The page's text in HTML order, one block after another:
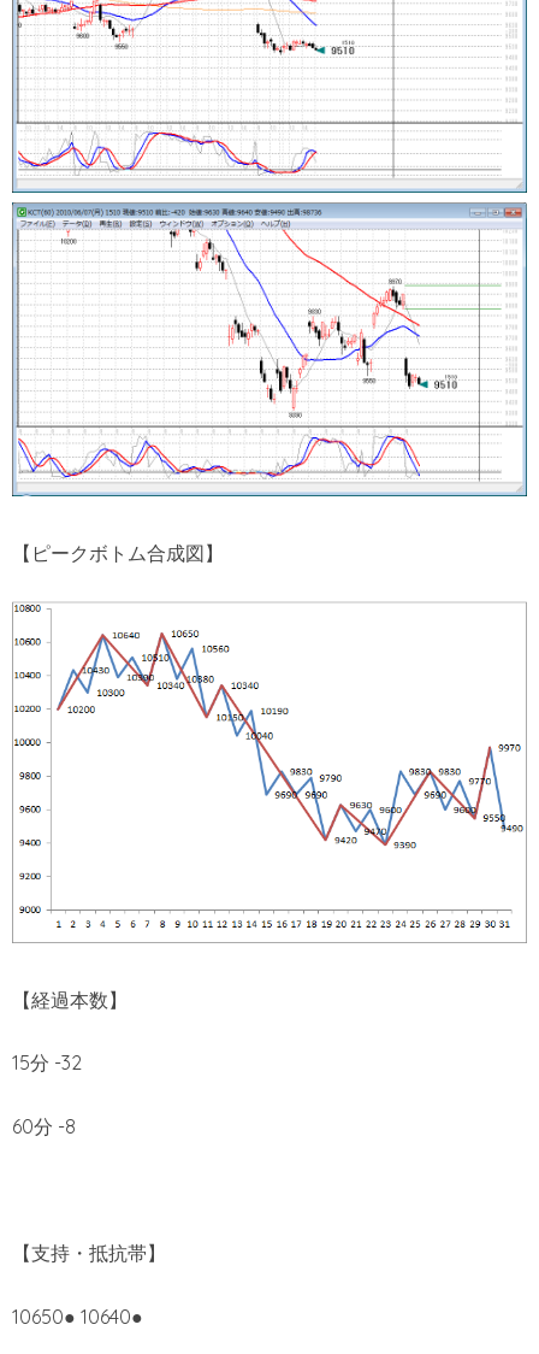
【ピークボトム合成図】
【経過本数】
15分 -32
60分 -8
【支持・抵抗帯】
10650● 10640●